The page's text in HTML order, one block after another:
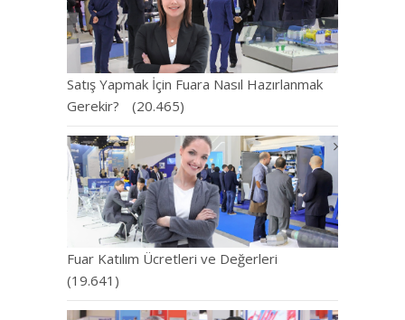
Satış Yapmak İçin Fuara Nasıl Hazırlanmak
Gerekir?
(20.465)
Fuar Katılım Ücretleri ve Değerleri
(19.641)